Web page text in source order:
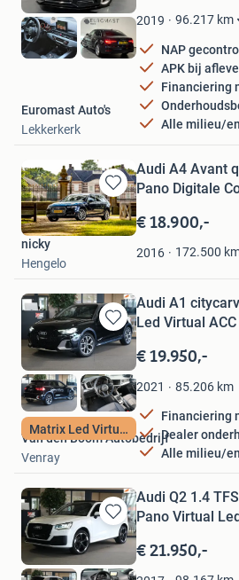
Favorieten
2019 96.217 km
NAP
APK bij
Financiering
Alle milieu/
Euromast Auto's
Lekkerkerk
Bewaren
in
Mijn
Favorieten
Audi A4 Avant
Pano Digitale
€ 18.900,-
2016 172.500
nicky
Hengelo
Bewaren
in
Favorieten
Matrix Led Virtual
Audi A1
Led Virtual
€ 19.950,-
2021 85.206 km
Financiering
Dealer
Alle milieu/
Van den Boom Autobedrijf
Venray
Bewaren
in
Favorieten
Audi Q2 1.4
Pano Virtual
€ 21.950,-